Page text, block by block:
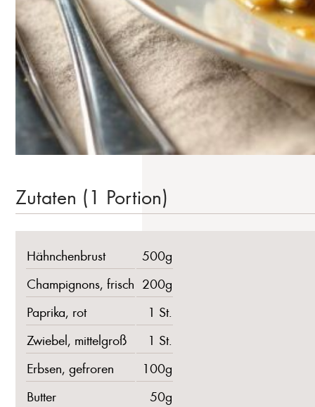
Zutaten (1 Portion)
Hähnchenbrust
500g
Champignons, frisch 200g
Paprika, rot
1 St.
Zwiebel, mittelgroß
1 St.
Erbsen, gefroren
100g
Butter
50g